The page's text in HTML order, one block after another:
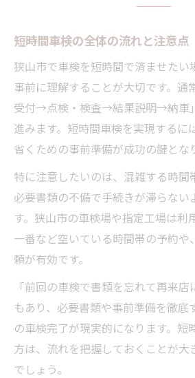
短時間車検の全体の流れと注意点
狭山市で車検を短時間で済ませたい
事前に理解することが大切です。
受付→点検・検査→結果説明→納車
進みます。短時間車検を実現するに
省くための事前準備が成功の鍵とな
特に注意したいのは、混雑する時間
必要書類の不備で手続きが滞らない
す。狭山市の車検場や指定工場は利
一番など空いている時間帯の予約や
頼が有効です。
「前回の車検で書類を忘れて再来
もあり、必要書類や事前準備を徹底
の車検完了が現実的になります。短
方は、流れを把握しておくことが大
でしょう。